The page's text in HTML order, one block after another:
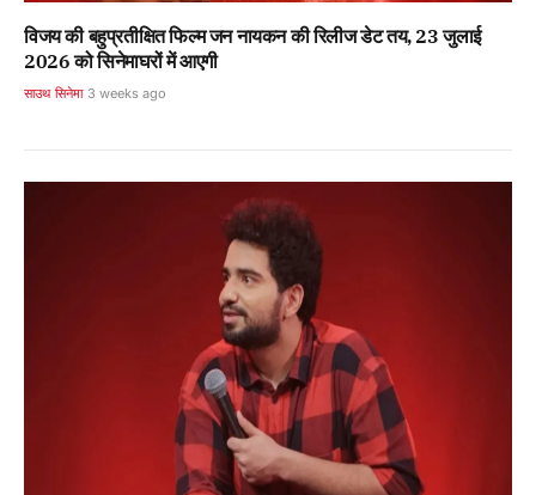
विजय की बहुप्रतीक्षित फिल्म जन नायकन की रिलीज डेट तय, 23 जुलाई
2026 को सिनेमाघरों में आएगी
साउथ सिनेमा 3 weeks ago